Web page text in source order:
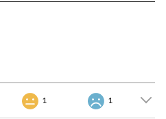
1 1